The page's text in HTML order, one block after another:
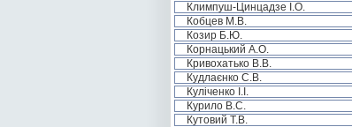
Климпуш-Цинцадзе І.О.
Кобцев М.В.
Козир Б.Ю.
Корнацький А.О.
Кривохатько В.В.
Кудлаєнко С.В.
Куліченко І.І.
Курило В.С.
Кутовий Т.В.